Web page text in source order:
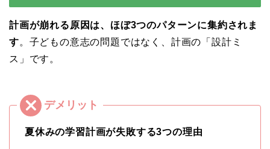
計画が崩れる原因は、ほぼ3つのパターンに集約されま
す。子どもの意志の問題ではなく、計画の「設計ミ
ス」です。
夏休みの学習計画が失敗する3つの理由